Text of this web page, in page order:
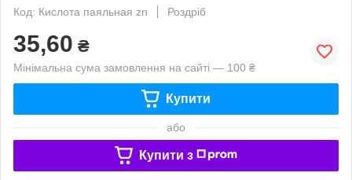
Код: Кислота паяльная zn
Роздріб
35,60 ₴
Мінімальна сума замовлення на сайті — 100 ₴
Купити
або
Купити з